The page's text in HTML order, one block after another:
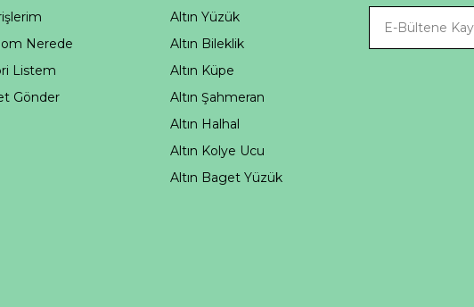
Nerede
Listem
Gönder
Altın Yüzük
Altın Bileklik
Altın Küpe
Altın Şahmeran
Altın Halhal
Altın Kolye Ucu
Altın Baget Yüzük